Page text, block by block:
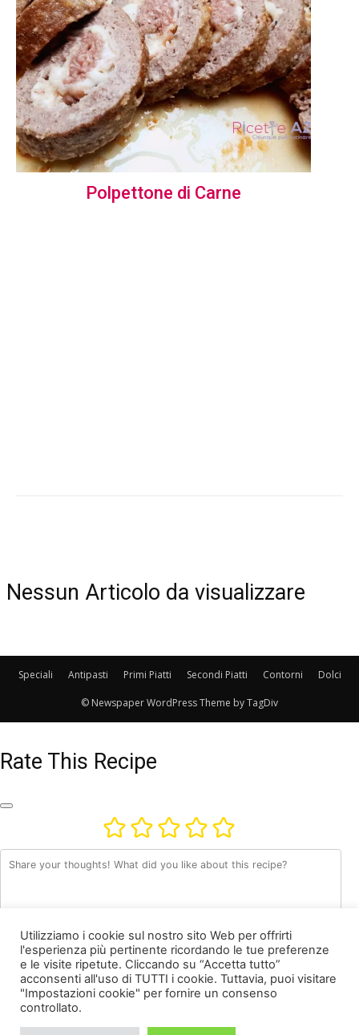
Polpettone di Carne
Nessun Articolo da visualizzare
Speciali Antipasti Primi Piatti Secondi Piatti Contorni Dolci
© Newspaper WordPress Theme by TagDiv
Utilizziamo i cookie sul nostro sito Web per offrirti
l'esperienza più pertinente ricordando le tue preferenze
e le visite ripetute. Cliccando su “Accetta tutto”
acconsenti all'uso di TUTTI i cookie. Tuttavia, puoi visitare
"Impostazioni cookie" per fornire un consenso
controllato.
Rate This Recipe
Nome *